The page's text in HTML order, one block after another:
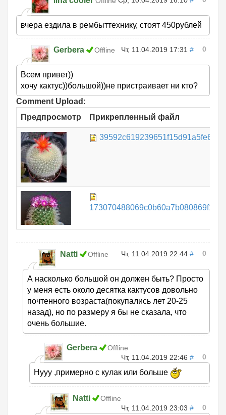
вчера ездила в рембыттехнику, стоят 450рублей
Gerbera Offline Чт, 11.04.2019 17:31 # 0
Всем привет))
хочу кактус))большой))не пристраивает ни кто?
Comment Upload:
Предпросмотр
Прикрепленный файл
Natti Offline Чт, 11.04.2019 22:44 # 0
А насколько большой он должен быть? Просто
у меня есть около десятка кактусов довольно
почтенного возраста(покупались лет 20-25
назад), но по размеру я бы не сказала, что
очень большие.
Gerbera
Offline
Чт, 11.04.2019 22:46 # 0
Нууу ,примерно с кулак или больше
Natti
Offline
Чт, 11.04.2019 23:03 # 0